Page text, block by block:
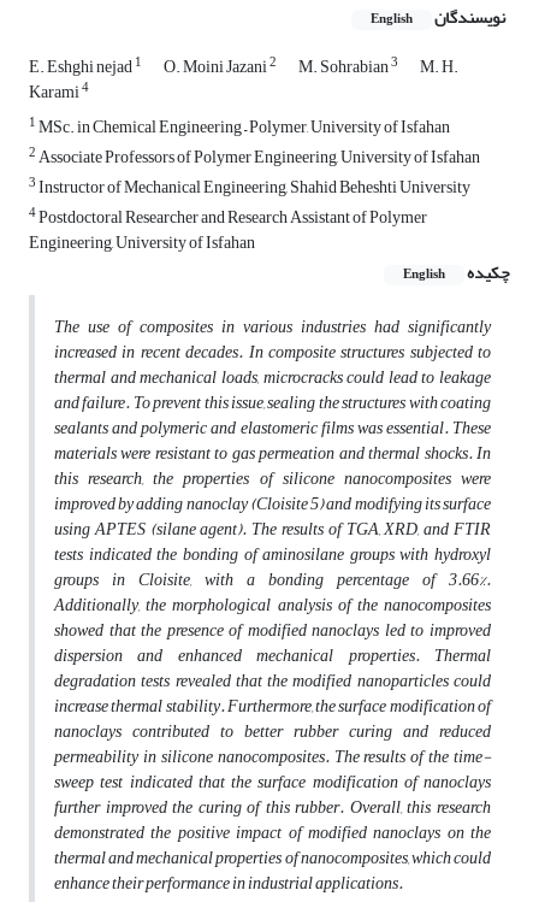
نویسندگان English
E. Eshghi nejad1 O. Moini Jazani2 M. Sohrabian3 M. H.
Karami4
1MSc. in Chemical Engineering – Polymer, University of Isfahan
2Associate Professors of Polymer Engineering, University of Isfahan
3Instructor of Mechanical Engineering, Shahid Beheshti University
4Postdoctoral Researcher and Research Assistant of Polymer
Engineering, University of Isfahan
چکیده
English
The use of composites in various industries had significantly
increased in recent decades. In composite structures subjected to
thermal and mechanical loads, microcracks could lead to leakage
and failure. To prevent this issue, sealing the structures with coating
sealants and polymeric and elastomeric films was essential. These
materials were resistant to gas permeation and thermal shocks. In
this research, the properties of silicone nanocomposites were
improved by adding nanoclay (Cloisite 5) and modifying its surface
using APTES (silane agent). The results of TGA, XRD, and FTIR
tests indicated the bonding of aminosilane groups with hydroxyl
groups in Cloisite, with a bonding percentage of 3.66%.
Additionally, the morphological analysis of the nanocomposites
showed that the presence of modified nanoclays led to improved
dispersion and enhanced mechanical properties. Thermal
degradation tests revealed that the modified nanoparticles could
increase thermal stability. Furthermore, the surface modification of
nanoclays contributed to better rubber curing and reduced
permeability in silicone nanocomposites. The results of the time-
sweep test indicated that the surface modification of nanoclays
further improved the curing of this rubber. Overall, this research
demonstrated the positive impact of modified nanoclays on the
thermal and mechanical properties of nanocomposites, which could
enhance their performance in industrial applications.